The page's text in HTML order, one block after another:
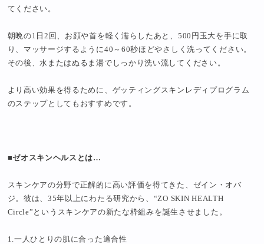
てください。
朝晩の1日2回、お顔や首を軽く濡らしたあと、500円玉大を手に取
り、マッサージするように40～60秒ほどやさしく洗ってください。
その後、水またはぬるま湯でしっかり洗い流してください。
より高い効果を得るために、ゲッティングスキンレディプログラム
のステップとしてもおすすめです。
■ゼオスキンヘルスとは…
スキンケアの分野で正解的に高い評価を得てきた、ゼイン・オバ
ジ。彼は、35年以上にわたる研究から、“ZO SKIN HEALTH
Circle”というスキンケアの新たな枠組みを誕生させました。
1.一人ひとりの肌に合った適合性